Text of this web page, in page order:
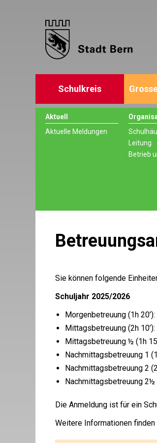
Schulkreis
Aktuell
Aktuelle Meldungen
Leitung
Betrieb
Sie können folgende
Schuljahr 2025/2026
Morgenbetreuung (1h
Mittagsbetreuung (2h
Mittagsbetreuung ½ (1h
Nachmittagsbetreuung 1
Nachmittagsbetreuung 2
Nachmittagsbetreuung 2½
Die Anmeldung ist für ein
Weitere Informationen finden